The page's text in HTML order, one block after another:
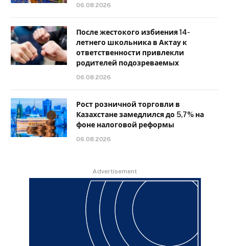
06.08.2026
После жестокого избиения 14-
летнего школьника в Актау к
ответственности привлекли
родителей подозреваемых
06.08.2026
Рост розничной торговли в
Казахстане замедлился до 5,7% на
фоне налоговой реформы
06.08.2026
Advertisement